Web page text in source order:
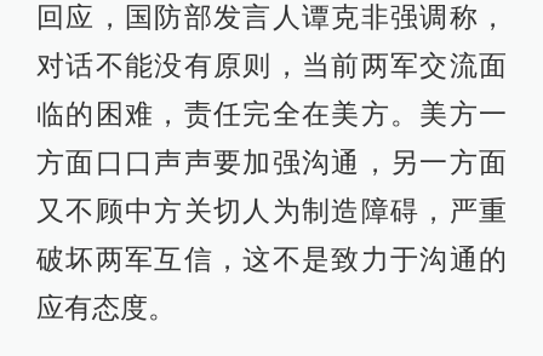
回应，国防部发言人谭克非强调称，
对话不能没有原则，当前两军交流面
临的困难，责任完全在美方。美方一
方面口口声声要加强沟通，另一方面
又不顾中方关切人为制造障碍，严重
破坏两军互信，这不是致力于沟通的
应有态度。